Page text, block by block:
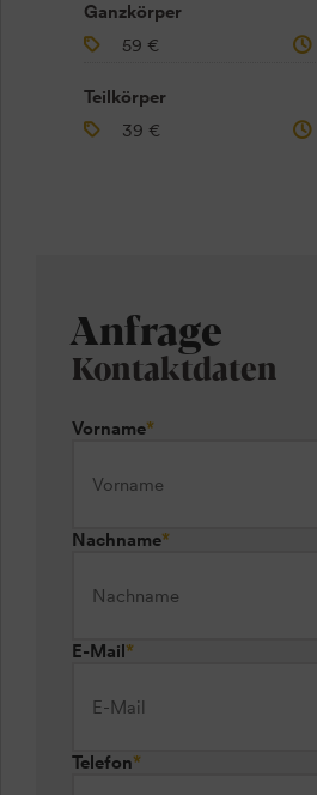
Ganzkörper
59 €
Teilkörper
39 €
Anfrage
Kontaktdaten
Vorname*
Nachname*
E-Mail *
Telefon*